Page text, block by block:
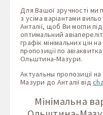
Для Вашої зручності
з усіма варіантами
Анталії, щоб Ви могли
оптимальний
графік мінімальних цін
пропозиції по
Ольштина-Мазури.
Актуальны пропозиції
Мазури до Анталії від
Мінімальна